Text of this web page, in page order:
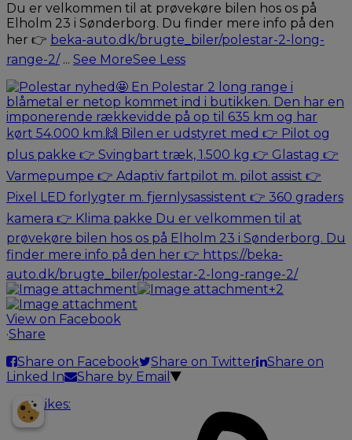
Du er velkommen til at prøvekøre bilen hos os på
Elholm 23 i Sønderborg. Du finder mere info på den
her 👉 beka-auto.dk/brugte_biler/polestar-2-long-
range-2/ ... See MoreSee Less
+2
View on Facebook
·Share
Share on Facebook
Share on Twitter
Share on
Linked In
Share by Email
Likes:
Få et personligt
prisoverslag på din bil
Indtast bildata